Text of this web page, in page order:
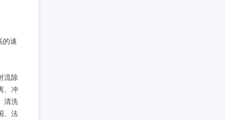
的速
流除
、冲
清洗
、法